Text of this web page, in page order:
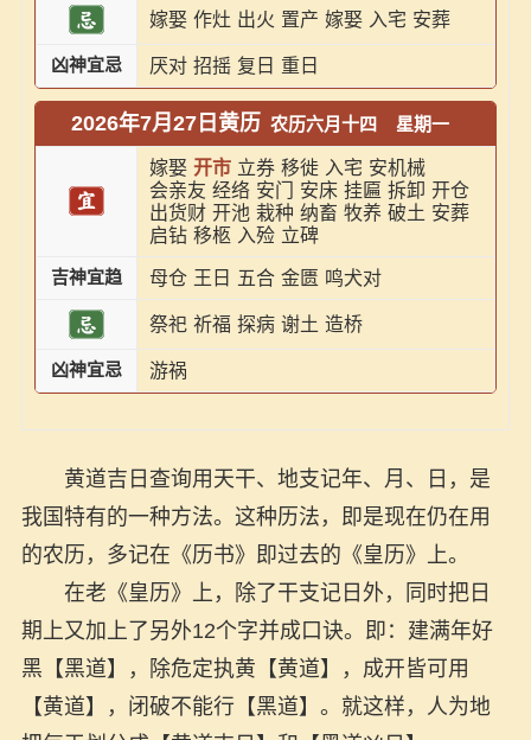
嫁娶 作灶 出火 置产 嫁娶 入宅 安葬
凶神宜忌 厌对 招摇 复日 重日
2026年7月27日黄历 农历六月十四 星期一
嫁娶 开市 立券 移徙 入宅 安机械
会亲友 经络 安门 安床 挂匾 拆卸 开仓
出货财 开池 栽种 纳畜 牧养 破土 安葬
启钻 移柩 入殓 立碑
吉神宜趋 母仓 王日 五合 金匮 鸣犬对
祭祀 祈福 探病 谢土 造桥
凶神宜忌 游祸
黄道吉日查询用天干、地支记年、月、日，是
我国特有的一种方法。这种历法，即是现在仍在用
的农历，多记在《历书》即过去的《皇历》上。
在老《皇历》上，除了干支记日外，同时把日
期上又加上了另外12个字并成口诀。即：建满年好
黑【黑道】，除危定执黄【黄道】，成开皆可用
【黄道】，闭破不能行【黑道】。就这样，人为地